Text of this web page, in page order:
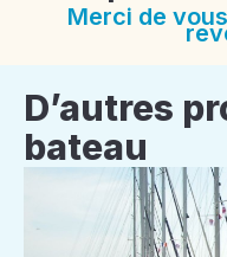
Merci de
D’autres
bateau